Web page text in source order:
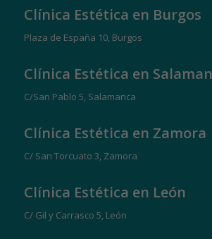
Clínica Estética en Burgos
Plaza de España 10, Burgos
Clínica Estética en
C/San Pablo 5, Salamanca
Clínica Estética en Zamora
C/ San Torcuato 3, Zamora
Clínica Estética en León
C/ Gil y Carrasco 5, León